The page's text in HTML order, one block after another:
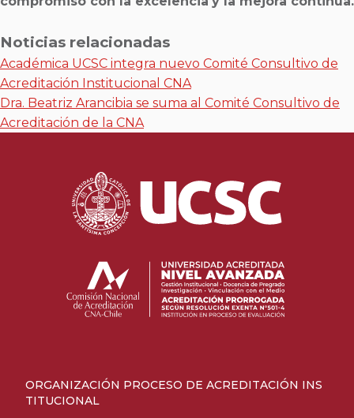
Noticias relacionadas
Académica UCSC integra nuevo Comité Consultivo de
Acreditación Institucional CNA
Dra. Beatriz Arancibia se suma al Comité Consultivo de
Acreditación de la CNA
ORGANIZACIÓN PROCESO DE ACREDITACIÓN INS
TITUCIONAL